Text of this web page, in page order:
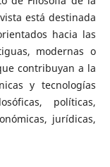
está destinada
hacia las
modernas o
contribuyan a la
y tecnologías
políticas,
jurídicas,